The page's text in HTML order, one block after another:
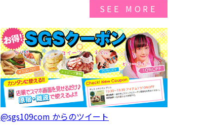
SEE MORE
@sgs109com からのツイート